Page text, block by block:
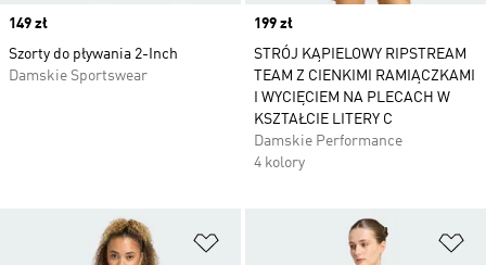
Price
149 zł
Szorty do pływania 2-Inch
Damskie Sportswear
Price
199 zł
STRÓJ KĄPIELOWY RIPSTREAM
TEAM Z CIENKIMI RAMIĄCZKAMI
I WYCIĘCIEM NA PLECACH W
KSZTAŁCIE LITERY C
Damskie Performance
4 kolory
Dodaj do listy życzeń